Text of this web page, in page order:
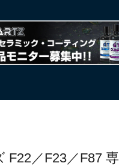
検索
F22／F23／F87